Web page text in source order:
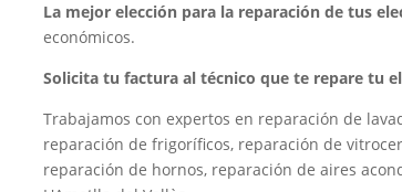
La mejor elección para la reparación de tus
económicos.
Solicita tu factura al técnico que te repare tu
Trabajamos con expertos en reparación de
reparación de frigoríficos, reparación de
reparación de hornos, reparación de aires